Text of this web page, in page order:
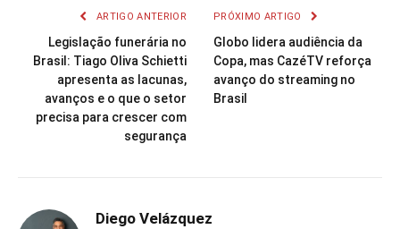
ARTIGO ANTERIOR
Legislação funerária no
Brasil: Tiago Oliva Schietti
apresenta as lacunas,
avanços e o que o setor
precisa para crescer com
segurança
PRÓXIMO ARTIGO
Globo lidera audiência da
Copa, mas CazéTV reforça
avanço do streaming no
Brasil
Diego Velázquez